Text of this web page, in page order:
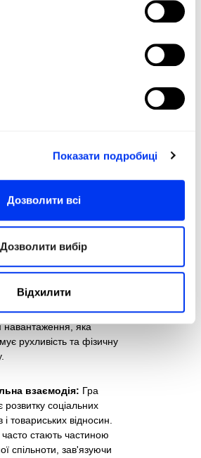
Показати подробиці
Дозволити всі
Дозволити вибір
Відхилити
безліч переваг для
та координацію.
витривалості та
з низьким
На відміну від
для суглобів, що робить
варіантом для
похилого віку, які
активність з низьким
навантаження, яка
рухливість та фізичну
взаємодія: Гра
розвитку соціальних
і товариських відносин.
часто стають частиною
спільноти, зав'язуючи